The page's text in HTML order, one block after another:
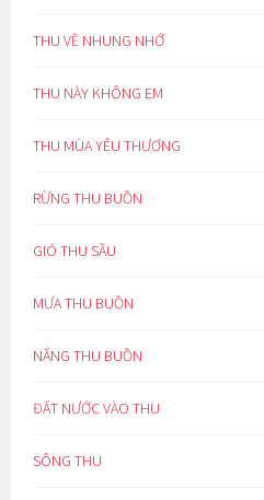
THU VỀ NHUNG NHỚ
THU NÀY KHÔNG EM
THU MÙA YÊU THƯƠNG
RỪNG THU BUỒN
GIÓ THU SẦU
MƯA THU BUỒN
NẮNG THU BUỒN
ĐẤT NƯỚC VÀO THU
SÔNG THU